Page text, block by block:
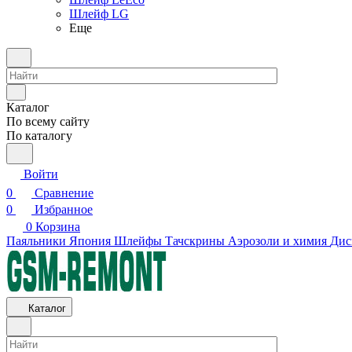
Шлейф LG
Еще
Каталог
По всему сайту
По каталогу
Войти
0
Сравнение
0
Избранное
0 Корзина
Паяльники Япония Шлейфы Тачскрины Аэрозоли и химия
Каталог